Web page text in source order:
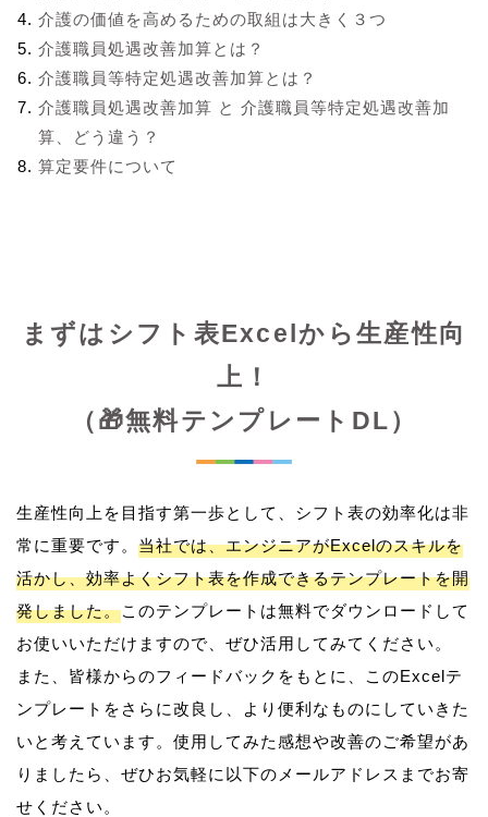
介護の価値を高めるための取組は大きく３つ
介護職員処遇改善加算とは？
介護職員等特定処遇改善加算とは？
介護職員処遇改善加算 と 介護職員等特定処遇改善加
算、どう違う？
算定要件について
まずはシフト表Excelから生産性向
上！
（🎁無料テンプレートDL）
生産性向上を目指す第一歩として、シフト表の効率化は非
常に重要です。 当社では、エンジニアがExcelのスキルを
活かし、効率よくシフト表を作成できるテンプレートを開
発しました。このテンプレートは無料でダウンロードして
お使いいただけますので、ぜひ活用してみてください。
また、皆様からのフィードバックをもとに、このExcelテ
ンプレートをさらに改良し、より便利なものにしていきた
いと考えています。使用してみた感想や改善のご希望があ
りましたら、ぜひお気軽に以下のメールアドレスまでお寄
せください。